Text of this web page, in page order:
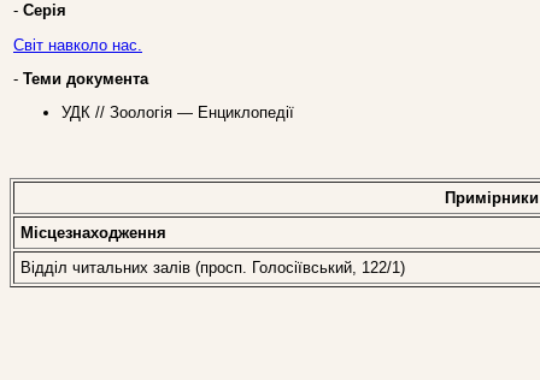
- Серія
Світ навколо нас.
- Теми документа
УДК // Зоологія — Енциклопедії
Примірники
Місцезнаходження
Відділ читальних залів (просп. Голосіївський, 122/1)